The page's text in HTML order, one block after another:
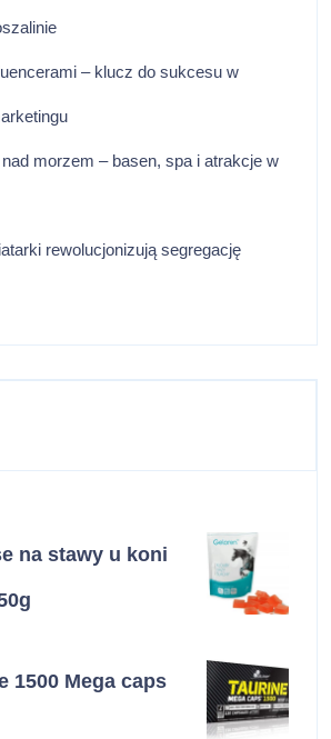
– klucz do sukcesu w
morzem – basen, spa i atrakcje w
rewolucjonizują segregację
na stawy u koni
1500 Mega caps